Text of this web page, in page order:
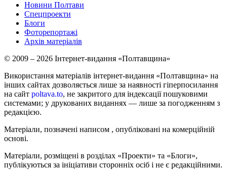
Новини Полтави
Спецпроекти
Блоги
Фоторепортажі
Архів матеріалів
© 2009 – 2026 Інтернет-видання «Полтавщина»
Використання матеріалів інтернет-видання «Полтавщина» на
інших сайтах дозволяється лише за наявності гіперпосилання
на сайт poltava.to, не закритого для індексації пошуковими
системами; у друкованих виданнях — лише за погодженням з
редакцією.
Матеріали, позначені написом , опубліковані на комерційній
основі.
Матеріали, розміщені в розділах «Проекти» та «Блоги»,
публікуються за ініціативи сторонніх осіб і не є редакційними.